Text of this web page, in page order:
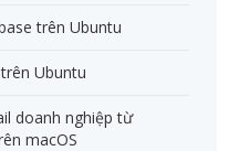
trên Ubuntu
Ubuntu
doanh nghiệp từ
macOS